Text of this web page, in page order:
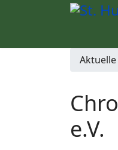
Aktuelle
e.V.